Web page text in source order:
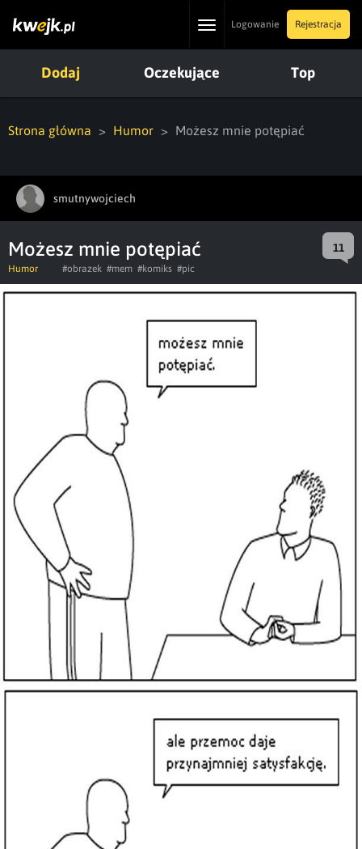
ToggleLogowanie Rejestracja
Dodaj Oczekujące Top
Strona główna Humor Możesz mnie potępiać
smutnywojciech
Możesz mnie potępiać 11
Humor #obrazek #mem #komiks #pic